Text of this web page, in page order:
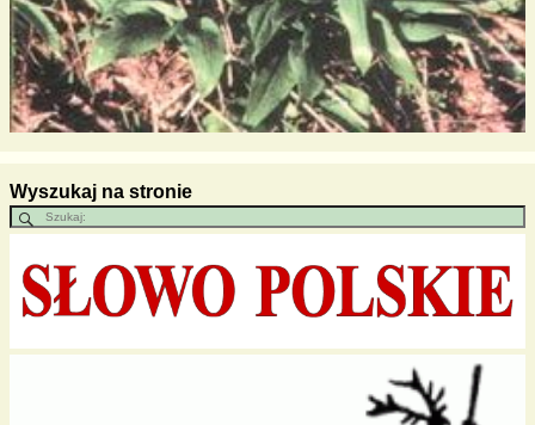
Wyszukaj na stronie